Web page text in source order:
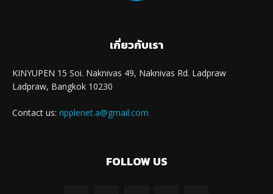
เกี่ยวกับเรา
KINYUPEN 15 Soi. Naknivas 49, Naknivas Rd. Ladpraw
Ladpraw, Bangkok 10230
Contact us: ripplenet.a@gmail.com
FOLLOW US